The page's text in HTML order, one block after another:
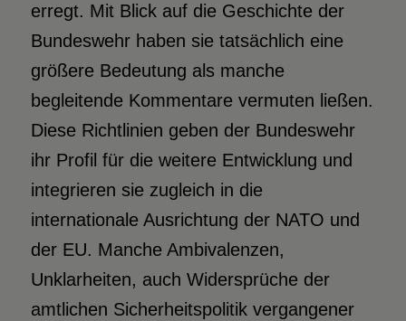
erregt. Mit Blick auf die Geschichte der
Bundeswehr haben sie tatsächlich eine
größere Bedeutung als manche
begleitende Kommentare vermuten ließen.
Diese Richtlinien geben der Bundeswehr
ihr Profil für die weitere Entwicklung und
integrieren sie zugleich in die
internationale Ausrichtung der NATO und
der EU. Manche Ambivalenzen,
Unklarheiten, auch Widersprüche der
amtlichen Sicherheitspolitik vergangener